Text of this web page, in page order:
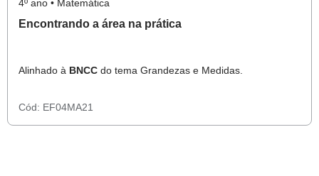
4º ano • Matemática
Encontrando a área na prática
Alinhado à BNCC do tema Grandezas e Medidas.
Cód: EF04MA21